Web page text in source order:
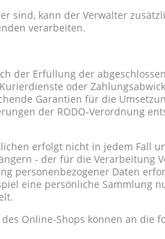
sind, kann der Verwalter
verarbeiten.
der Erfüllung der
oder
Garantien für die
der RODO-Verordnung
erfolgt nicht in jedem Fall
- der für die
personenbezogener Daten
eine persönliche Sammlung
Online-Shops können an die